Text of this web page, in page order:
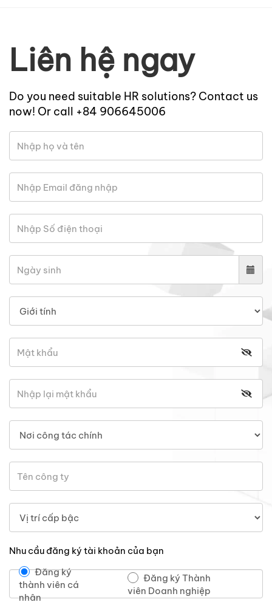
Liên hệ ngay
Do you need suitable HR solutions? Contact us
now! Or call +84 906645006
Nhu cầu đăng ký tài khoản của bạn
Đăng ký
thành viên cá
nhân
Đăng ký Thành
viên Doanh nghiệp